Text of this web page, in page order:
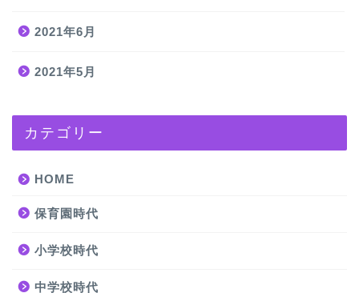
2021年6月
2021年5月
カテゴリー
HOME
保育園時代
小学校時代
中学校時代